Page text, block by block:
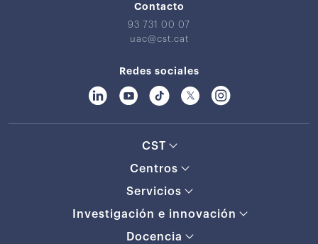
Contacto
93 731 00 07
uac@cst.cat
Redes sociales
CST
Centros
Servicios
Investigación e innovación
Docencia